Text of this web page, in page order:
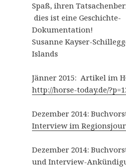
Spaß, ihren
dies ist eine Geschichte-
Susanne Kayser-
Islands
Jänner 2015: Artikel im
http://horse-today.de/
Dezember 2014:
Interview im
Dezember 2014:
und Interview-